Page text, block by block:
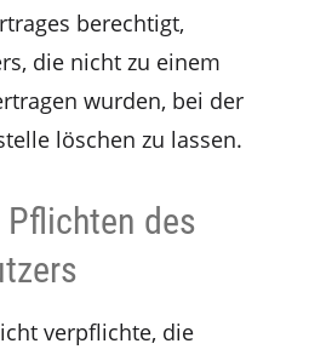
berechtigt,
die nicht zu einem
wurden, bei der
löschen zu lassen.
des
verpflichte, die